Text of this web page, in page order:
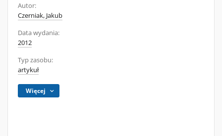
Autor:
Czerniak, Jakub
Data wydania:
2012
Typ zasobu:
artykuł
Więcej